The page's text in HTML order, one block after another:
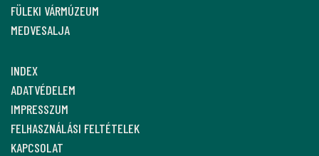
FÜLEKI VÁRMÚZEUM
MEDVESALJA
INDEX
ADATVÉDELEM
IMPRESSZUM
FELHASZNÁLÁSI FELTÉTELEK
KAPCSOLAT